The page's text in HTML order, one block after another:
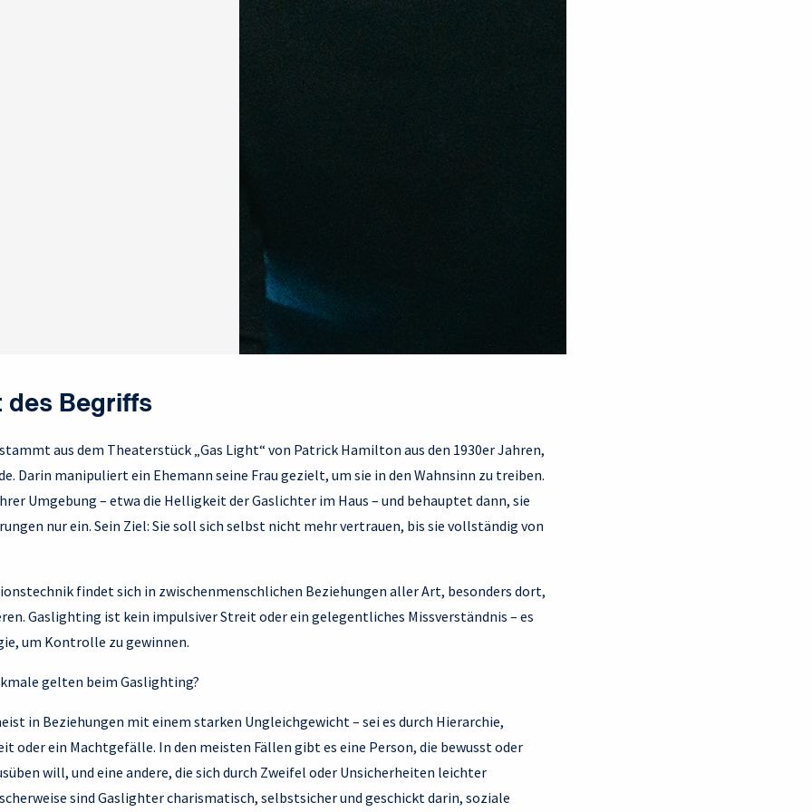
des Begriffs
aus dem Theaterstück „Gas Light“ von Patrick Hamilton aus den 1930er Jahren,
Darin manipuliert ein Ehemann seine Frau gezielt, um sie in den Wahnsinn zu treiben.
Umgebung – etwa die Helligkeit der Gaslichter im Haus – und behauptet dann, sie
nur ein. Sein Ziel: Sie soll sich selbst nicht mehr vertrauen, bis sie vollständig von
findet sich in zwischenmenschlichen Beziehungen aller Art, besonders dort,
Gaslighting ist kein impulsiver Streit oder ein gelegentliches Missverständnis – es
um Kontrolle zu gewinnen.
gelten beim Gaslighting?
in Beziehungen mit einem starken Ungleichgewicht – sei es durch Hierarchie,
oder ein Machtgefälle. In den meisten Fällen gibt es eine Person, die bewusst oder
will, und eine andere, die sich durch Zweifel oder Unsicherheiten leichter
sind Gaslighter charismatisch, selbstsicher und geschickt darin, soziale